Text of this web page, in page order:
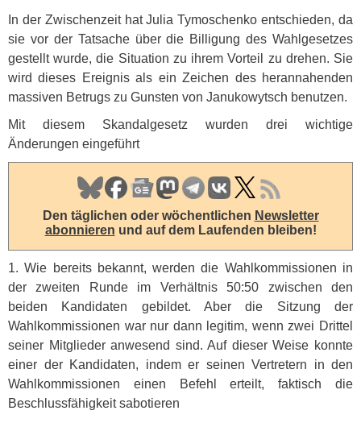
In der Zwischenzeit hat Julia Tymoschenko entschieden, da
sie vor der Tatsache über die Billigung des Wahlgesetzes
gestellt wurde, die Situation zu ihrem Vorteil zu drehen. Sie
wird dieses Ereignis als ein Zeichen des herannahenden
massiven Betrugs zu Gunsten von Janukowytsch benutzen.
Mit diesem Skandalgesetz wurden drei wichtige
Änderungen eingeführt
Den täglichen oder wöchentlichen Newsletter
abonnieren und auf dem Laufenden bleiben!
1. Wie bereits bekannt, werden die Wahlkommissionen in
der zweiten Runde im Verhältnis 50:50 zwischen den
beiden Kandidaten gebildet. Aber die Sitzung der
Wahlkommissionen war nur dann legitim, wenn zwei Drittel
seiner Mitglieder anwesend sind. Auf dieser Weise konnte
einer der Kandidaten, indem er seinen Vertretern in den
Wahlkommissionen einen Befehl erteilt, faktisch die
Beschlussfähigkeit sabotieren